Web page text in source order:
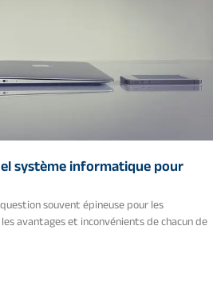
système informatique pour
souvent épineuse pour les
avantages et inconvénients de chacun de